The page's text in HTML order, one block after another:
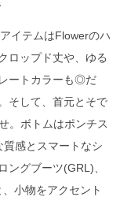
イテムはFlowerのハ
ロップド丈や、ゆる
ートカラーも◎だ
そして、首元とそで
。ボトムはポンチス
感とスマートなシ
ングブーツ(GRL)、
小物をアクセント